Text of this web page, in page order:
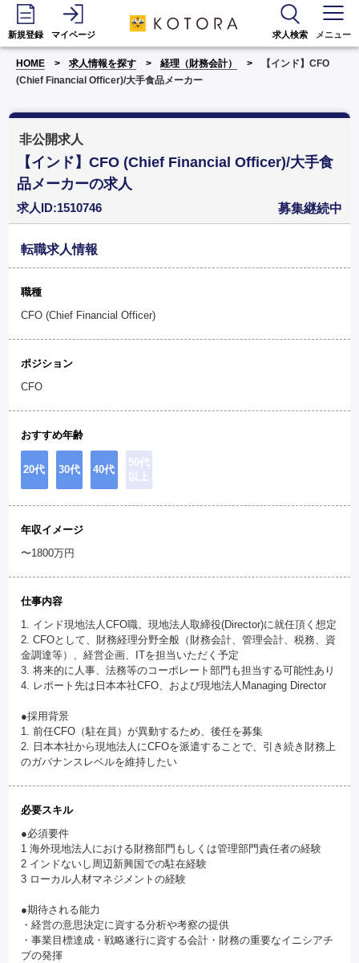
新規登録 マイページ 求人検索 メニュー
HOME 求人情報を探す 経理（財務会計）
【インド】CFO
(Chief Financial Officer)/大手食品メーカー
非公開求人
【インド】CFO (Chief Financial Officer)/大手食
品メーカーの求人
求人ID:1510746 募集継続中
転職求人情報
職種
CFO (Chief Financial Officer)
ポジション
CFO
おすすめ年齢
20代 30代 40代
50代
以上
年収イメージ
〜1800万円
仕事内容
1. インド現地法人CFO職。現地法人取締役(Director)に就任頂く想定
2. CFOとして、財務経理分野全般（財務会計、管理会計、税務、資
金調達等）、経営企画、ITを担当いただく予定
3. 将来的に人事、法務等のコーポレート部門も担当する可能性あり
4. レポート先は日本本社CFO、および現地法人Managing Director
●採用背景
1. 前任CFO（駐在員）が異動するため、後任を募集
2. 日本本社から現地法人にCFOを派遣することで、引き続き財務上
のガバナンスレベルを維持したい
必要スキル
●必須要件
1 海外現地法人における財務部門もしくは管理部門責任者の経験
2 インドないし周辺新興国での駐在経験
3 ローカル人材マネジメントの経験
●期待される能力
・経営の意思決定に資する分析や考察の提供
・事業目標達成・戦略遂行に資する会計・財務の重要なイニシアチ
ブの発揮